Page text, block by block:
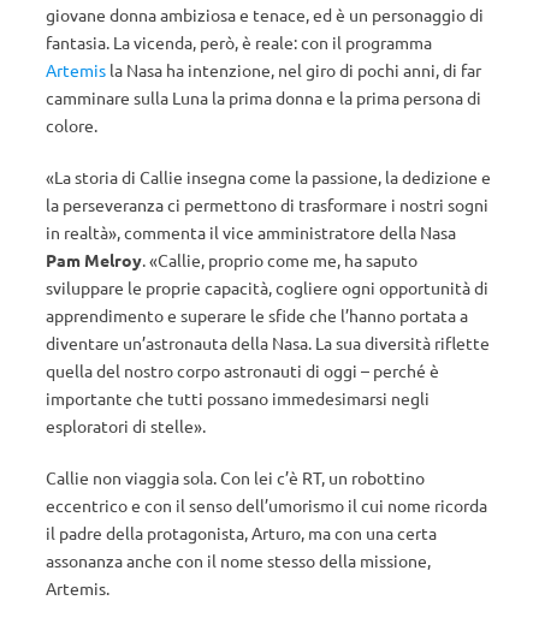
giovane donna ambiziosa e tenace, ed è un personaggio di
fantasia. La vicenda, però, è reale: con il programma
Artemis la Nasa ha intenzione, nel giro di pochi anni, di far
camminare sulla Luna la prima donna e la prima persona di
colore.
«La storia di Callie insegna come la passione, la dedizione e
la perseveranza ci permettono di trasformare i nostri sogni
in realtà», commenta il vice amministratore della Nasa
Pam Melroy. «Callie, proprio come me, ha saputo
sviluppare le proprie capacità, cogliere ogni opportunità di
apprendimento e superare le sfide che l’hanno portata a
diventare un’astronauta della Nasa. La sua diversità riflette
quella del nostro corpo astronauti di oggi – perché è
importante che tutti possano immedesimarsi negli
esploratori di stelle».
Callie non viaggia sola. Con lei c’è RT, un robottino
eccentrico e con il senso dell’umorismo il cui nome ricorda
il padre della protagonista, Arturo, ma con una certa
assonanza anche con il nome stesso della missione,
Artemis.